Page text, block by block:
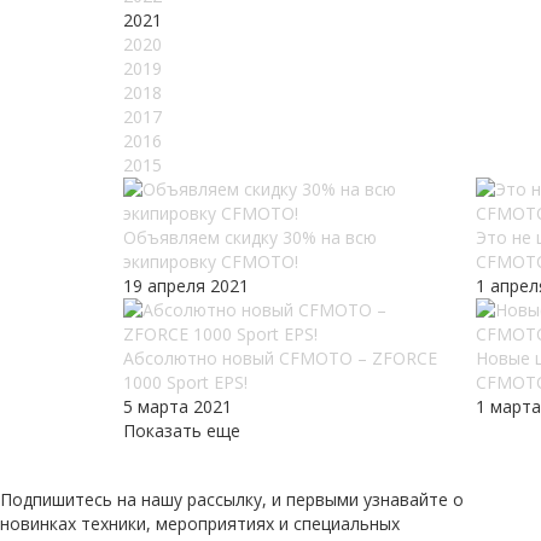
2021
2020
2019
2018
2017
2016
2015
Объявляем скидку 30% на всю
экипировку CFMOTO!
19 апреля 2021
Это не
1
Абсолютно новый CFMOTO – ZFORCE
1000 Sport EPS!
5 марта 2021
Новые
1
Показать еще
Подпишитесь на нашу рассылку, и первыми узнавайте о
новинках техники, мероприятиях и специальных